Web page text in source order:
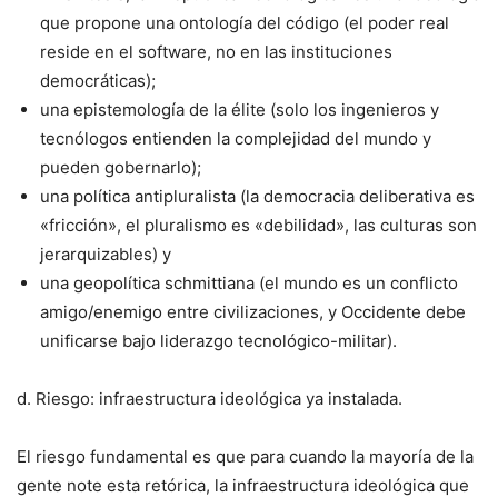
que propone una ontología del código (el poder real
reside en el software, no en las instituciones
democráticas);
una epistemología de la élite (solo los ingenieros y
tecnólogos entienden la complejidad del mundo y
pueden gobernarlo);
una política antipluralista (la democracia deliberativa es
«fricción», el pluralismo es «debilidad», las culturas son
jerarquizables) y
una geopolítica schmittiana (el mundo es un conflicto
amigo/enemigo entre civilizaciones, y Occidente debe
unificarse bajo liderazgo tecnológico-militar).
d. Riesgo: infraestructura ideológica ya instalada.
El riesgo fundamental es que para cuando la mayoría de la
gente note esta retórica, la infraestructura ideológica que